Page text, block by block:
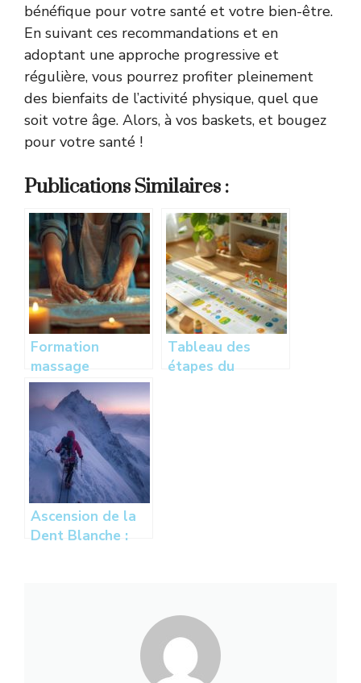
bénéfique pour votre santé et votre bien-être.
En suivant ces recommandations et en
adoptant une approche progressive et
régulière, vous pourrez profiter pleinement
des bienfaits de l’activité physique, quel que
soit votre âge. Alors, à vos baskets, et bougez
pour votre santé !
Publications Similaires :
Formation
massage
certifiante
éligible CPF :
cours et stages
de praticien bien-
être
Tableau des
étapes du
Ascension de la
Dent Blanche :